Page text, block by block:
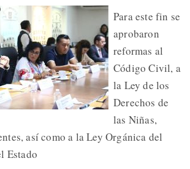
Para este fin se
aprobaron
reformas al
Código Civil, a
la Ley de los
Derechos de
las Niñas,
así como a la Ley Orgánica del
Estado